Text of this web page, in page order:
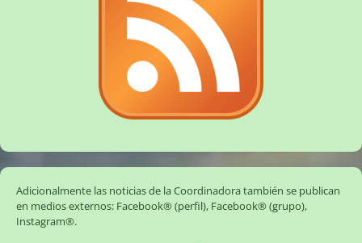
Adicionalmente las noticias de la Coordinadora también se publican
en medios externos: Facebook® (perfil), Facebook® (grupo),
Instagram®.